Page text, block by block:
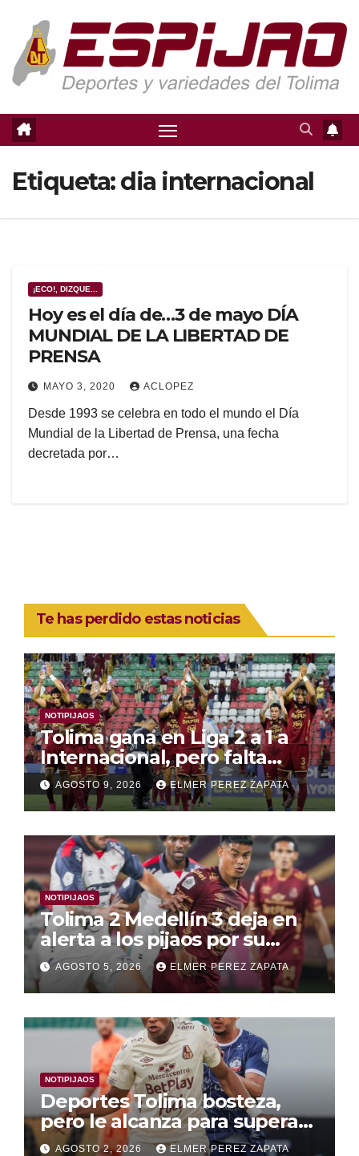
contenido
Etiqueta:dia internacional
¡ECO!, DIZQUE...
Hoy es el día de…3 de mayo DÍA
MUNDIAL DE LA LIBERTAD DE
PRENSA
MAYO 3, 2020 ACLOPEZ
Desde 1993 se celebra en todo el mundo el Día
Mundial de la Libertad de Prensa, una fecha
decretada por…
Te has perdido estas noticias
NOTIPIJAOS
Tolima gana en Liga 2 a 1 a
Internacional, pero falta
juego convincente , y la
Libertadores entre dudas y
victorias
AGOSTO 9, 2026 ELMER PEREZ ZAPATA
NOTIPIJAOS
Tolima 2 Medellín 3 deja en
alerta a los pijaos por su
fútbol irregular
AGOSTO 5, 2026 ELMER PEREZ ZAPATA
NOTIPIJAOS
Deportes Tolima bosteza,
pero le alcanza para superar
a Alianza Valledupar 2 A 1
AGOSTO 2, 2026 ELMER PEREZ ZAPATA